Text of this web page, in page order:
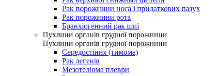
Рак порожнини носа і придаткових пазух
Рак порожнини рота
Бранхіогенний рак шиї
Пухлини органів грудної порожнини
Пухлини органів грудної порожнини
Середостіння (тимома)
Рак легенів
Мезотеліома плеври